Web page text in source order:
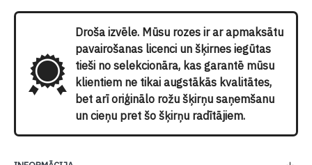
Droša izvēle. Mūsu rozes ir ar apmaksātu
pavairošanas licenci un šķirnes iegūtas
tieši no selekcionāra, kas garantē mūsu
klientiem ne tikai augstākās kvalitātes,
bet arī oriģinālo rožu šķirņu saņemšanu
un cieņu pret šo šķirņu radītājiem.